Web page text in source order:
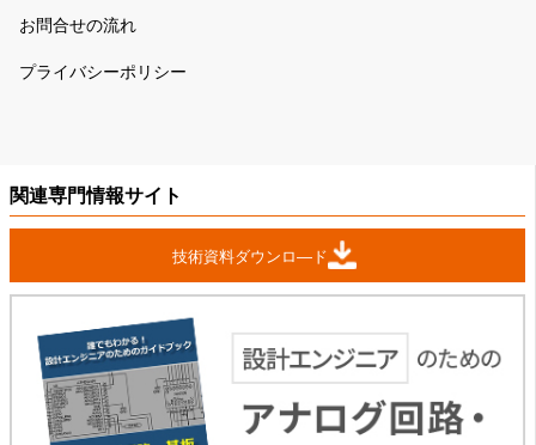
お問合せの流れ
プライバシーポリシー
関連専門情報サイト
技術資料ダウンロ―ド